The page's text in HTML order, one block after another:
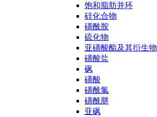
饱和脂肪并环
硅化合物
磺酰胺
硫化物
亚磺酸酯及其衍生物
磺酸盐
砜
磺酸
磺酰氯
磺酰肼
亚砜